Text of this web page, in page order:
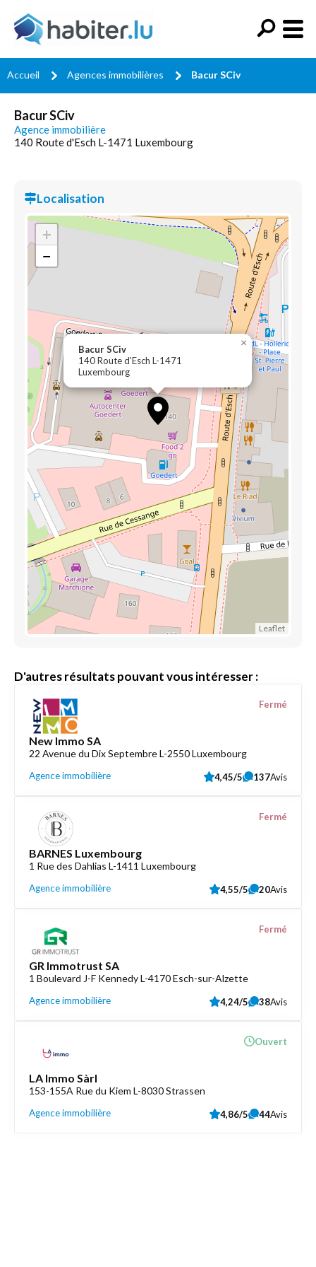
Accueil Agences immobilières Bacur SCiv
Bacur SCiv
Agence immobilière
140 Route d'Esch L-1471 Luxembourg
Localisation
Bacur SCiv
140 Route d'Esch L-1471
Luxembourg
×
+
−
Leaflet
D'autres résultats pouvant vous intéresser :
New Immo SA
22 Avenue du Dix Septembre L-2550 Luxembourg
Agence immobilière
Fermé
4,45/5 137Avis
BARNES Luxembourg
1 Rue des Dahlias L-1411 Luxembourg
Agence immobilière
Fermé
4,55/5 20Avis
GR Immotrust SA
1 Boulevard J-F Kennedy L-4170 Esch-sur-Alzette
Agence immobilière
Fermé
4,24/5 38Avis
LA Immo Sàrl
153-155A Rue du Kiem L-8030 Strassen
Agence immobilière
Ouvert
4,86/5 44Avis